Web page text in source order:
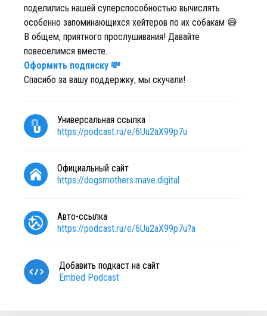
поделились нашей суперспособностью вычислять
особенно запоминающихся хейтеров по их собакам 😅
В общем, приятного прослушивания! Давайте
повеселимся вместе.
Оформить подписку 💸
Спасибо за вашу поддержку, мы скучали!
Универсальная ссылка
https://podcast.ru/e/6Uu2aX99p7u
Официальный сайт
https://dogsmothers.mave.digital
Авто-ссылка
https://podcast.ru/e/6Uu2aX99p7u?a
Добавить подкаст на сайт
Embed Podcast